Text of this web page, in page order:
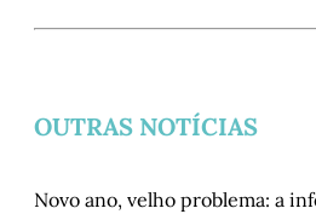
OUTRAS NOTÍCIAS
Novo ano, velho problema: a